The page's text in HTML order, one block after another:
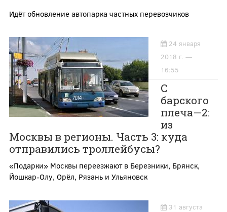
Идёт обновление автопарка частных перевозчиков
24 января
2018 г. —
16:55
С
барского
плеча—2:
из
Москвы в регионы. Часть 3: куда
отправились троллейбусы?
«Подарки» Москвы переезжают в Березники, Брянск,
Йошкар-Олу, Орёл, Рязань и Ульяновск
31 августа